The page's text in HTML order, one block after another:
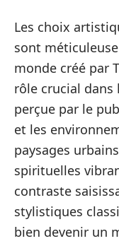
Les choix
sont
monde créé par
rôle crucial dans
perçue par le
et les
paysages
spirituelles
contraste
stylistiques
bien devenir un